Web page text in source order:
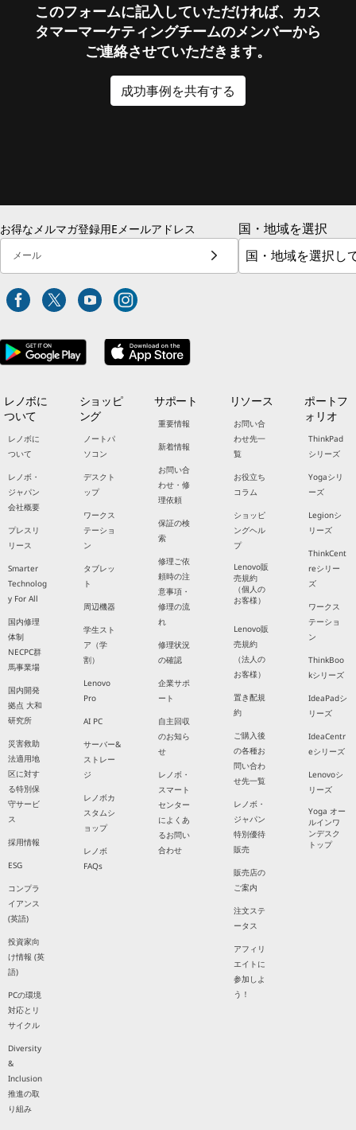
このフォームに記入していただければ、カス
タマーマーケティングチームのメンバーから
ご連絡させていただきます。
成功事例を共有する
お得なメルマガ登録用Eメールアドレス
メール
国・地域を選択
レノボに
ついて
レノボに
ついて
レノボ・
ジャパン
会社概要
プレスリ
リース
Smarter
Technolog
y For All
国内修理
体制
NECPC群
馬事業場
国内開発
拠点 大和
研究所
災害救助
法適用地
区に対す
る特別保
守サービ
ス
採用情報
ESG
コンプラ
イアンス
(英語)
投資家向
け情報 (英
語)
PCの環境
対応とリ
サイクル
Diversity
&
Inclusion
推進の取
り組み
ショッピ
ング
ノートパ
ソコン
デスクト
ップ
ワークス
テーショ
ン
タブレッ
ト
周辺機器
学生スト
ア（学
割）
Lenovo
Pro
AI PC
サーバー&
ストレー
ジ
レノボカ
スタムシ
ョップ
レノボ
FAQs
サポート
重要情報
新着情報
お問い合
わせ・修
理依頼
保証の検
索
修理ご依
頼時の注
意事項・
修理の流
れ
修理状況
の確認
企業サポ
ート
自主回収
のお知ら
せ
レノボ・
スマート
センター
によくあ
るお問い
合わせ
リソース
お問い合
わせ先一
覧
お役立ち
コラム
ショッピ
ングヘル
プ
Lenovo販
売規約
（個人の
お客様）
Lenovo販
売規約
（法人の
お客様）
置き配規
約
ご購入後
の各種お
問い合わ
せ先一覧
レノボ・
ジャパン
特別優待
販売
販売店の
ご案内
注文ステ
ータス
アフィリ
エイトに
参加しよ
う！
ポートフ
ォリオ
ThinkPad
シリーズ
Yogaシリ
ーズ
Legionシ
リーズ
ThinkCent
reシリー
ズ
ワークス
テーショ
ン
ThinkBoo
kシリーズ
IdeaPadシ
リーズ
IdeaCentr
eシリーズ
Lenovoシ
リーズ
Yoga オー
ルインワ
ンデスク
トップ